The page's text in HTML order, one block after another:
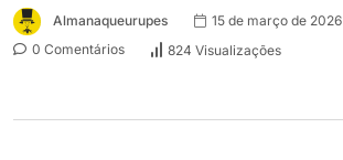
Almanaqueurupes
15 de março de 2026
0 Comentários
824 Visualizações